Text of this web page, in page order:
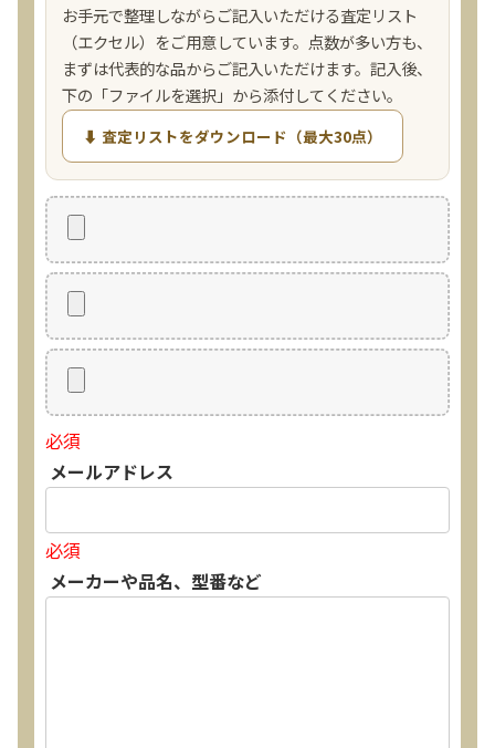
お手元で整理しながらご記入いただける査定リスト
（エクセル）をご用意しています。点数が多い方も、
まずは代表的な品からご記入いただけます。記入後、
下の「ファイルを選択」から添付してください。
⬇ 査定リストをダウンロード（最大30点）
必須
メールアドレス
必須
メーカーや品名、型番など